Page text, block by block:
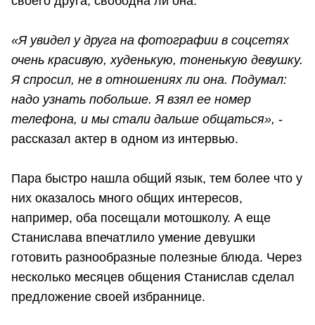
«Я увидел у друга на фотографии в соцсетях
очень красивую, худенькую, тоненькую девушку.
Я спросил, не в отношениях ли она. Подумал:
надо узнать побольше. Я взял ее номер
телефона, и мы стали дальше общаться», -
рассказал актер в одном из интервью.
Пара быстро нашла общий язык, тем более что у
них оказалось много общих интересов,
например, оба посещали мотошколу. А еще
Станислава впечатлило умение девушки
готовить разнообразные полезные блюда. Через
несколько месяцев общения Станислав сделал
предложение своей избраннице.